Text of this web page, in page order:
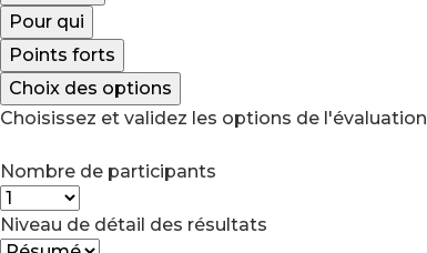
Pour qui
Points forts
Choix des options
Choisissez et validez les options de l'évaluation
Nombre de participants
Niveau de détail des résultats